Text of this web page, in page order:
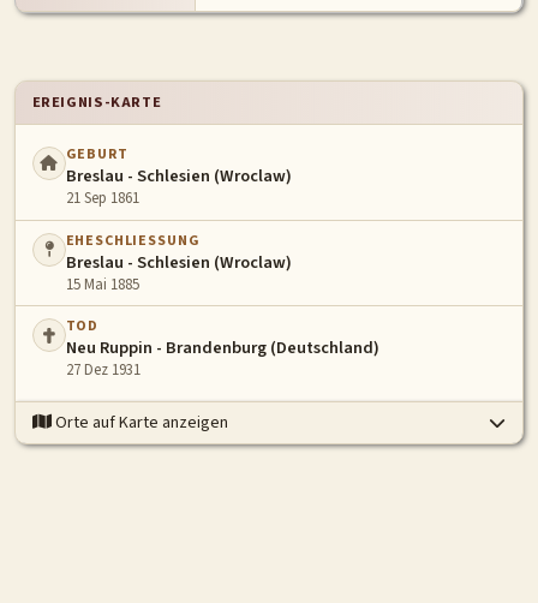
EREIGNIS-KARTE
GEBURT
Breslau - Schlesien (Wroclaw)
21 Sep 1861
EHESCHLIESSUNG
Breslau - Schlesien (Wroclaw)
15 Mai 1885
TOD
Neu Ruppin - Brandenburg (Deutschland)
27 Dez 1931
Orte auf Karte anzeigen